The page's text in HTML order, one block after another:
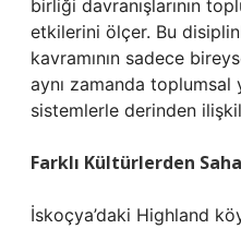
birliği davranışlarının
etkilerini ölçer. Bu
kavramının sadece
aynı zamanda toplumsal
sistemlerle derinden
Farklı Kültürlerden
İskoçya’daki Highland